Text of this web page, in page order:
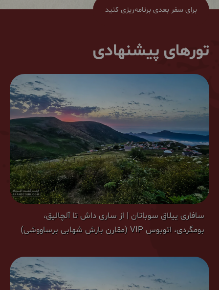
برای سفر بعدی برنامه‌ریزی کنید
تورهای پیشنهادی
سافاری ییلاق سوباتان | از ساری داش تا آلچالیق،
بومگردی، اتوبوس VIP (مقارن بارش شهابی برساووشی)